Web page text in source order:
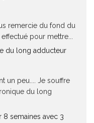
remercie du fond du
pour mettre...
du long adducteur
un peu.... Je souffre
du long
8 semaines avec 3